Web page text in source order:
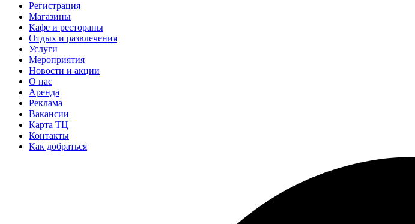
Регистрация
Магазины
Кафе и рестораны
Отдых и развлечения
Услуги
Мероприятия
Новости и акции
О нас
Аренда
Реклама
Вакансии
Карта ТЦ
Контакты
Как добраться